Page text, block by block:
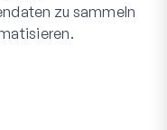
zu sammeln